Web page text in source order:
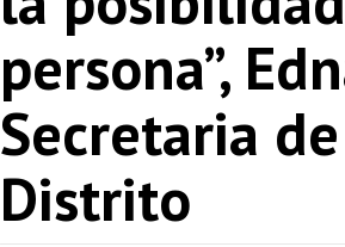
persona”,
Secretaria
Distrito